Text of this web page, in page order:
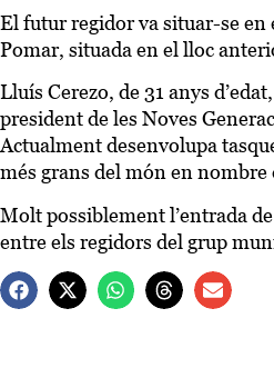
El futur regidor va situar-se en
Pomar, situada en el lloc
Lluís Cerezo, de 31 anys
president de les Noves
Actualment desenvolupa
més grans del món en nombre
Molt possiblement l’entrada
entre els regidors del grup